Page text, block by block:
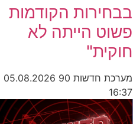
בבחירות הקודמות
פשוט הייתה לא
חוקית"
מערכת חדשות 90
05.08.2026
16:37